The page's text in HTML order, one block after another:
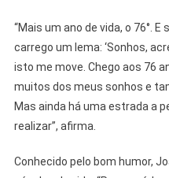
“Mais um ano de vida, o 76°.
carrego um lema: ‘Sonhos,
isto me move. Chego aos 76
muitos dos meus sonhos e
Mas ainda há uma estrada a
realizar”, afirma.
Conhecido pelo bom humor,